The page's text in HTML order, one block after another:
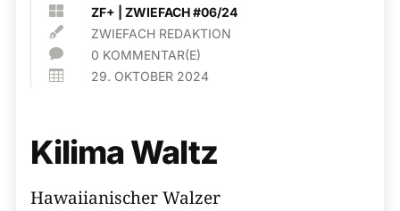
 ZF+ |ZWIEFACH #06/24
 ZWIEFACH REDAKTION
 0 KOMMENTAR(E)
 29. OKTOBER 2024
Kilima Waltz
Hawaiianischer Walzer